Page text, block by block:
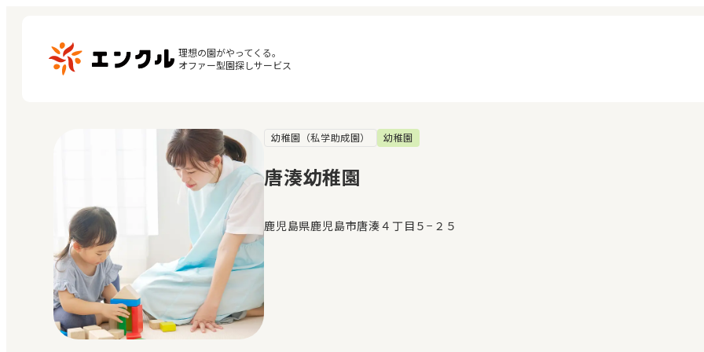
理想の園がやってくる。
オファー型園探しサービス
保育園・幼稚園を探す
地域から探す
マイページ
閲覧履歴
お気に入り
幼稚園（私学助成園） 幼稚園
唐湊幼稚園
鹿児島県鹿児島市唐湊４丁目５−２５